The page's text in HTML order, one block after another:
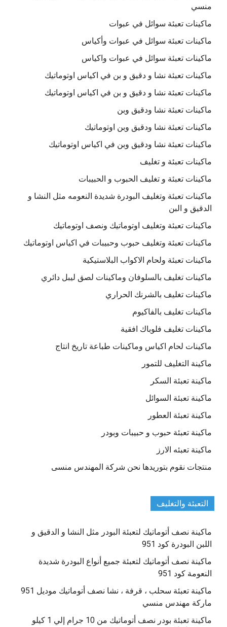
منسي
ماكينات تعبئة سوائل في عبوات
ماكينات تعبئة سوائل في عبوات وأكياس
ماكينات تعبئة سوائل في عبوات واكياس
ماكينات تعبئة نشا و دقيق و بن في اكياس اوتوماتيك
ماكينات تعبئة نشا و دقيق و بن في اكياس اوتوماتيك
ماكينات تعبئة نشا ودقيق وبن
ماكينات تعبئة نشا ودقيق وبن اوتوماتيك
ماكينات تعبئة نشا ودقيق وبن في اكياس اوتوماتيك
ماكينات تعبئة و تغليف
ماكينات تعبئة و تغليف الحبوب و الحبيبات
ماكينات تعبئة وتغليف البودرة شديدة النعومه مثل النشا و
الدقيق و البن
ماكينات تعبئة وتغليف اوتوماتيك ونصف اوتوماتيك
ماكينات تعبئة وتغليف حبوب وحبيبات في اكياس اوتوماتيك
ماكينات تعبئة ولحام الاكواب البلاستيكية
ماكينات تغليف بالسلوفان وماكينات لصق ليبل دائري
ماكينات تغليف بالشرنك الحراري
ماكينات تغليف بالفاكيوم
ماكينات تغليف فلوباك افقية
ماكينات لحام اكياس وماكينات طباعة تاريخ انتاج
ماكينة التغليف للتمور
ماكينة تعبئة السكر
ماكينة تعبئة السوائل
ماكينة تعبئة العطور
ماكينة تعبئة حبوب و حبيبات وبودر
ماكينة تعبئه الارز
منتجات نقوم بتوريدها نحن شركة المهندس منسى
التعبئة والتغليف
ماكينة نصف أتوماتيك لتعبئة البودر مثل النشا و الدقيق و
اللبن البودرة كود 951
ماكينة نصف أتوماتيك لتعبئة جميع أنواع البودرة شديدة
النعومة كود 951
ماكينة تعبئة سحلب ، قرفة ، نشا نصف أتوماتيك موديل 951
ماركة مهندس منسي
ماكينة تعبئة بودر نصف أتوماتيك من 10 جرام إلي 1 كيلو